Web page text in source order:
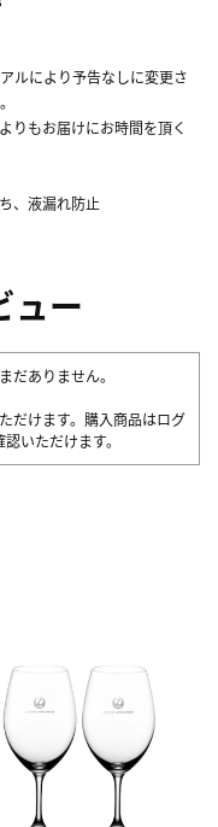
ルにより予告なしに変更さ
りもお届けにお時間を頂く
、液漏れ防止
ュー
だありません。
だけます。購入商品はログ
いただけます。